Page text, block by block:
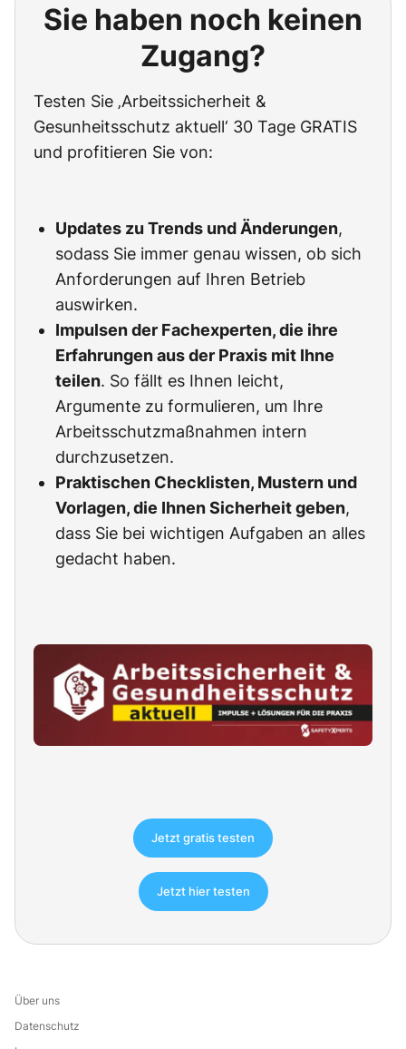
Sie haben noch keinen
Zugang?
Testen Sie ‚Arbeitssicherheit &
Gesunheitsschutz aktuell‘ 30 Tage GRATIS
und profitieren Sie von:
Updates zu Trends und Änderungen,
sodass Sie immer genau wissen, ob sich
Anforderungen auf Ihren Betrieb
auswirken.
Impulsen der Fachexperten, die ihre
Erfahrungen aus der Praxis mit Ihne
teilen. So fällt es Ihnen leicht,
Argumente zu formulieren, um Ihre
Arbeitsschutzmaßnahmen intern
durchzusetzen.
Praktischen Checklisten, Mustern und
Vorlagen, die Ihnen Sicherheit geben,
dass Sie bei wichtigen Aufgaben an alles
gedacht haben.
Jetzt gratis testen
Jetzt hier testen
Über uns
Datenschutz